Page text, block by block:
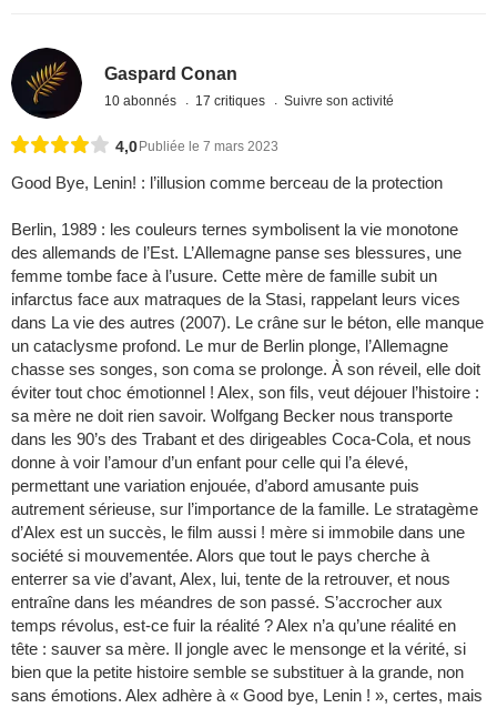
Gaspard Conan
10 abonnés 17 critiques Suivre son activité
4,0 Publiée le 7 mars 2023
Good Bye, Lenin! : l’illusion comme berceau de la protection
Berlin, 1989 : les couleurs ternes symbolisent la vie monotone
des allemands de l’Est. L’Allemagne panse ses blessures, une
femme tombe face à l’usure. Cette mère de famille subit un
infarctus face aux matraques de la Stasi, rappelant leurs vices
dans La vie des autres (2007). Le crâne sur le béton, elle manque
un cataclysme profond. Le mur de Berlin plonge, l’Allemagne
chasse ses songes, son coma se prolonge. À son réveil, elle doit
éviter tout choc émotionnel ! Alex, son fils, veut déjouer l’histoire :
sa mère ne doit rien savoir. Wolfgang Becker nous transporte
dans les 90’s des Trabant et des dirigeables Coca-Cola, et nous
donne à voir l’amour d’un enfant pour celle qui l’a élevé,
permettant une variation enjouée, d’abord amusante puis
autrement sérieuse, sur l’importance de la famille. Le stratagème
d’Alex est un succès, le film aussi ! mère si immobile dans une
société si mouvementée. Alors que tout le pays cherche à
enterrer sa vie d’avant, Alex, lui, tente de la retrouver, et nous
entraîne dans les méandres de son passé. S’accrocher aux
temps révolus, est-ce fuir la réalité ? Alex n’a qu’une réalité en
tête : sauver sa mère. Il jongle avec le mensonge et la vérité, si
bien que la petite histoire semble se substituer à la grande, non
sans émotions. Alex adhère à « Good bye, Lenin ! », certes, mais